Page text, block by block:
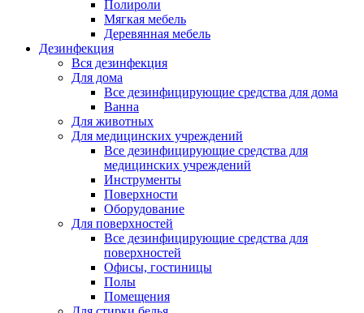
Полироли
Мягкая мебель
Деревянная мебель
Дезинфекция
Вся дезинфекция
Для дома
Все дезинфицирующие средства для дома
Ванна
Для животных
Для медицинских учреждений
Все дезинфицирующие средства для
медицинских учреждений
Инструменты
Поверхности
Оборудование
Для поверхностей
Все дезинфицирующие средства для
поверхностей
Офисы, гостиницы
Полы
Помещения